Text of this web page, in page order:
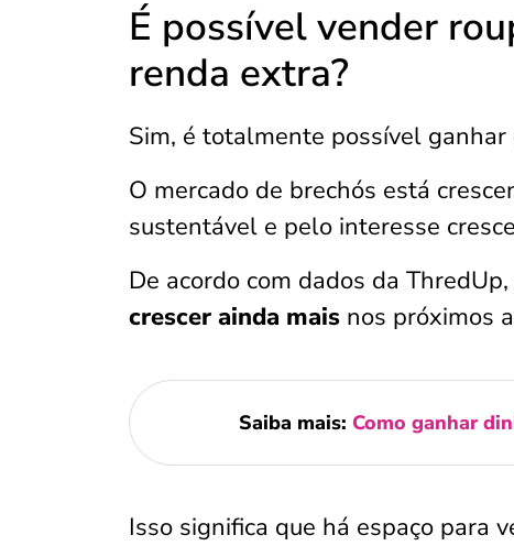
É possível vender
renda extra?
Sim, é totalmente possível ganhar
O mercado de brechós está
sustentável e pelo interesse
De acordo com dados da
crescer ainda mais nos próximos
Saiba mais: Como ganhar
Isso significa que há espaço para